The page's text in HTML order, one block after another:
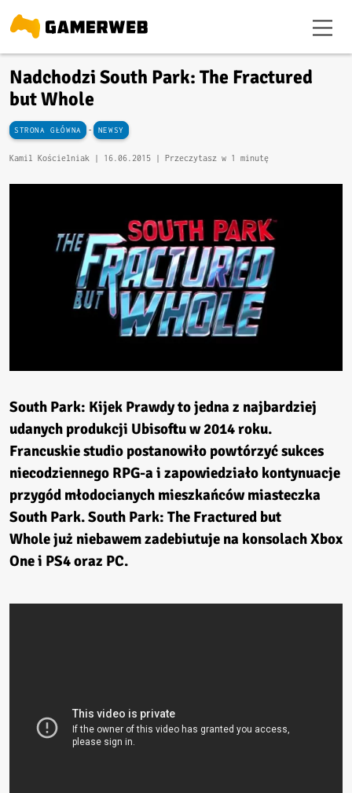
Nadchodzi South Park: The Fractured
but Whole
STRONA GŁÓWNA - NEWSY
Kamil Kościelniak | 16.06.2015 | Przeczytasz w 1 minutę
South Park: Kijek Prawdy to jedna z najbardziej
udanych produkcji Ubisoftu w 2014 roku.
Francuskie studio postanowiło powtórzyć sukces
niecodziennego RPG-a i zapowiedziało kontynuacje
przygód młodocianych mieszkańców miasteczka
South Park. South Park: The Fractured but
Wholejuż niebawem zadebiutuje na konsolach Xbox
One i PS4 oraz PC.